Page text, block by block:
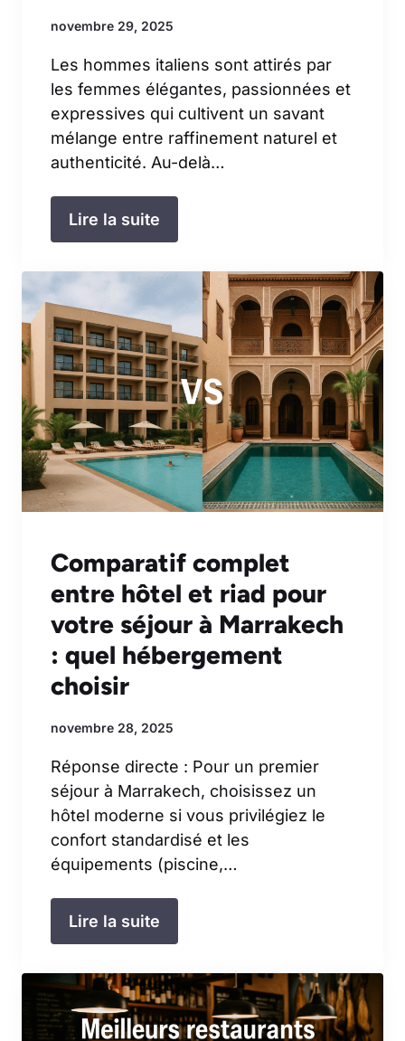
novembre 29, 2025
Les hommes italiens sont attirés par
les femmes élégantes, passionnées et
expressives qui cultivent un savant
mélange entre raffinement naturel et
authenticité. Au-delà…
Lire la suite
Comparatif complet
entre hôtel et riad pour
votre séjour à Marrakech
: quel hébergement
choisir
novembre 28, 2025
Réponse directe : Pour un premier
séjour à Marrakech, choisissez un
hôtel moderne si vous privilégiez le
confort standardisé et les
équipements (piscine,…
Lire la suite